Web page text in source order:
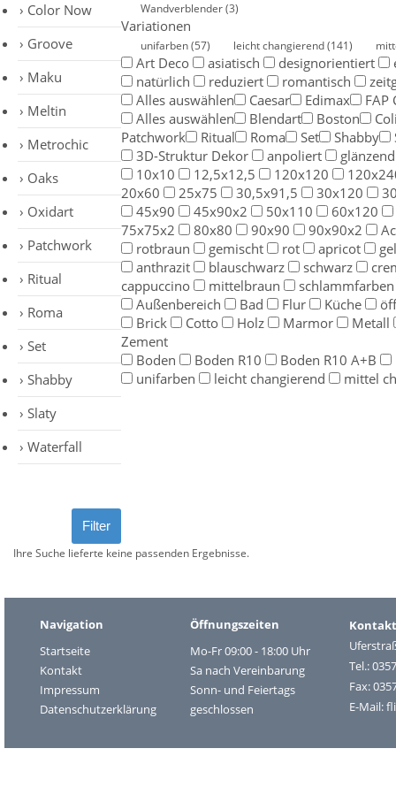
Color Now
Groove
Maku
Meltin
Metrochic
Oaks
Oxidart
Patchwork
Ritual
Roma
Set
Shabby
Slaty
Waterfall
Wandverblender(3)
Variationen
unifarben(57) leicht changierend(141)
Art Deco asiatisch designorientiert
natürlich
reduziert romantisch
Alles auswählen
Caesar Edimax
FAP
Alles auswählen
Blendart Boston
Patchwork
Ritual Roma Set Shabby
3D-Struktur Dekor
anpoliert
glänzend
10x10
12,5x12,5 120x120
20x60
25x75 30,5x91,5 30x120
45x90
45x90x2 50x110
60x120
75x75x2
80x80 90x90 90x90x2
rotbraun
gemischt rot apricot
anthrazit
blauschwarz schwarz
cappuccino
mittelbraun
schlammfarben
Außenbereich
Bad Flur Küche
Brick
Cotto Holz Marmor
Metall
Zement
Boden
Boden R10 Boden R10 A+B
unifarben
leicht changierend mittel
Ihre Suche lieferte keine passenden Ergebnisse.
Navigation
Startseite
Kontakt
Impressum
Datenschutzerklärung
Öffnungszeiten
Mo-Fr 09:00 - 18:00 Uhr
Sa nach Vereinbarung
Sonn- und Feiertags
geschlossen
Kontakt
Tel.:
Fax:
E-Mail: